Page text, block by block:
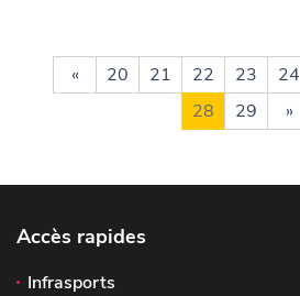
« 20 21 22 23 24
28
29 »
Accès rapides
Infrasports